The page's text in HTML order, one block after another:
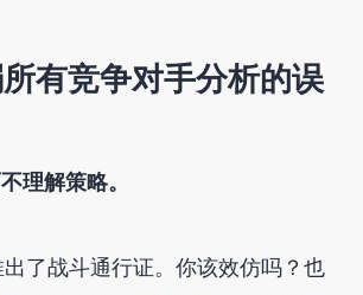
有竞争对手分析的误
理解策略。
了战斗通行证。你该效仿吗？也